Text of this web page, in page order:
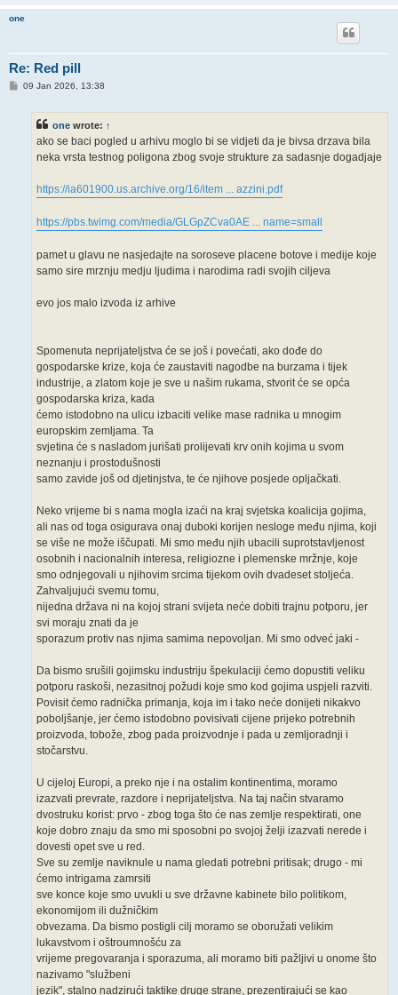
one
Re: Red pill
P09 Jan 2026, 13:38
one wrote: ↑
ako se baci pogled u arhivu moglo bi se vidjeti da je bivsa drzava bila
neka vrsta testnog poligona zbog svoje strukture za sadasnje dogadjaje
https://ia601900.us.archive.org/16/item ... azzini.pdf
https://pbs.twimg.com/media/GLGpZCva0AE ... name=small
pamet u glavu ne nasjedajte na soroseve placene botove i medije koje
samo sire mrznju medju ljudima i narodima radi svojih ciljeva
evo jos malo izvoda iz arhive
Spomenuta neprijateljstva će se još i povećati, ako dođe do
gospodarske krize, koja će zaustaviti nagodbe na burzama i tijek
industrije, a zlatom koje je sve u našim rukama, stvorit će se opća
gospodarska kriza, kada
ćemo istodobno na ulicu izbaciti velike mase radnika u mnogim
europskim zemljama. Ta
svjetina će s nasladom jurišati prolijevati krv onih kojima u svom
neznanju i prostodušnosti
samo zavide još od djetinjstva, te će njihove posjede opljačkati.
Neko vrijeme bi s nama mogla izaći na kraj svjetska koalicija gojima,
ali nas od toga osigurava onaj duboki korijen nesloge među njima, koji
se više ne može iščupati. Mi smo među njih ubacili suprotstavljenost
osobnih i nacionalnih interesa, religiozne i plemenske mržnje, koje
smo odnjegovali u njihovim srcima tijekom ovih dvadeset stoljeća.
Zahvaljujući svemu tomu,
nijedna država ni na kojoj strani svijeta neće dobiti trajnu potporu, jer
svi moraju znati da je
sporazum protiv nas njima samima nepovoljan. Mi smo odveć jaki -
Da bismo srušili gojimsku industriju špekulaciji ćemo dopustiti veliku
potporu raskoši, nezasitnoj požudi koje smo kod gojima uspjeli razviti.
Povisit ćemo radnička primanja, koja im i tako neće donijeti nikakvo
poboljšanje, jer ćemo istodobno povisivati cijene prijeko potrebnih
proizvoda, tobože, zbog pada proizvodnje i pada u zemljoradnji i
stočarstvu.
U cijeloj Europi, a preko nje i na ostalim kontinentima, moramo
izazvati prevrate, razdore i neprijateljstva. Na taj način stvaramo
dvostruku korist: prvo - zbog toga što će nas zemlje respektirati, one
koje dobro znaju da smo mi sposobni po svojoj želji izazvati nerede i
dovesti opet sve u red.
Sve su zemlje naviknule u nama gledati potrebni pritisak; drugo - mi
ćemo intrigama zamrsiti
sve konce koje smo uvukli u sve državne kabinete bilo politikom,
ekonomijom ili dužničkim
obvezama. Da bismo postigli cilj moramo se oboružati velikim
lukavstvom i oštroumnošću za
vrijeme pregovaranja i sporazuma, ali moramo biti pažljivi u onome što
nazivamo "službeni
jezik", stalno nadzirući taktike druge strane, prezentirajući se kao